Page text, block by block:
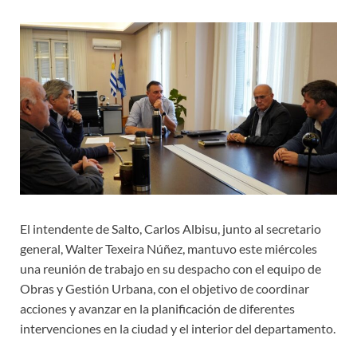
El intendente de Salto, Carlos Albisu, junto al secretario
general, Walter Texeira Núñez, mantuvo este miércoles
una reunión de trabajo en su despacho con el equipo de
Obras y Gestión Urbana, con el objetivo de coordinar
acciones y avanzar en la planificación de diferentes
intervenciones en la ciudad y el interior del departamento.